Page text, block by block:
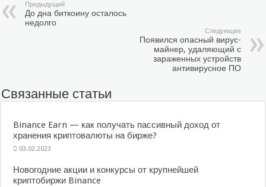
Предыдущий
До дна биткоину осталось
недолго
Следующее
Появился опасный вирус-
майнер, удаляющий с
зараженных устройств
антивирусное ПО
Связанные статьи
Binance Earn — как получать пассивный доход от
хранения криптовалюты на бирже?
03.02.2023
Новогодние акции и конкурсы от крупнейшей
криптобиржи Binance